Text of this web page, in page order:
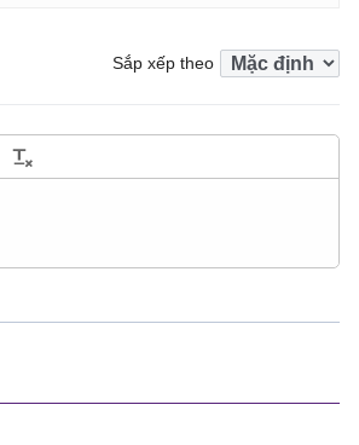
Sắp xếp theo